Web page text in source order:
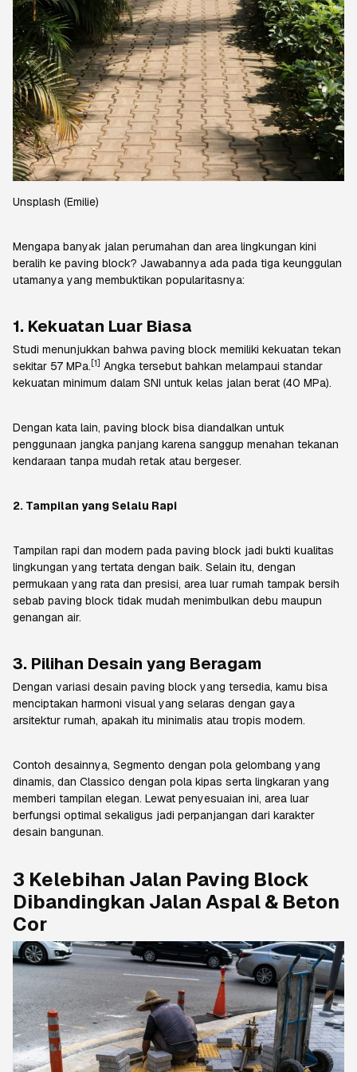
Unsplash (Emilie)
Mengapa banyak jalan perumahan dan area lingkungan kini
beralih ke paving block? Jawabannya ada pada tiga keunggulan
utamanya yang membuktikan popularitasnya:
1. Kekuatan Luar Biasa
Studi menunjukkan bahwa paving block memiliki kekuatan tekan
sekitar 57 MPa. [1] Angka tersebut bahkan melampaui standar
kekuatan minimum dalam SNI untuk kelas jalan berat (40 MPa).
Dengan kata lain, paving block bisa diandalkan untuk
penggunaan jangka panjang karena sanggup menahan tekanan
kendaraan tanpa mudah retak atau bergeser.
2. Tampilan yang Selalu Rapi
Tampilan rapi dan modern pada paving block jadi bukti kualitas
lingkungan yang tertata dengan baik. Selain itu, dengan
permukaan yang rata dan presisi, area luar rumah tampak bersih
sebab paving block tidak mudah menimbulkan debu maupun
genangan air.
3. Pilihan Desain yang Beragam
Dengan variasi desain paving block yang tersedia, kamu bisa
menciptakan harmoni visual yang selaras dengan gaya
arsitektur rumah, apakah itu minimalis atau tropis modern.
Contoh desainnya, Segmento dengan pola gelombang yang
dinamis, dan Classico dengan pola kipas serta lingkaran yang
memberi tampilan elegan. Lewat penyesuaian ini, area luar
berfungsi optimal sekaligus jadi perpanjangan dari karakter
desain bangunan.
3 Kelebihan Jalan Paving Block
Dibandingkan Jalan Aspal & Beton
Cor